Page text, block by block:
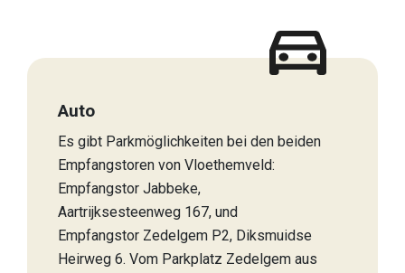
Auto
Es gibt Parkmöglichkeiten bei den beiden
Empfangstoren von Vloethemveld:
Empfangstor Jabbeke,
Aartrijksesteenweg 167, und
Empfangstor Zedelgem P2, Diksmuidse
Heirweg 6. Vom Parkplatz Zedelgem aus